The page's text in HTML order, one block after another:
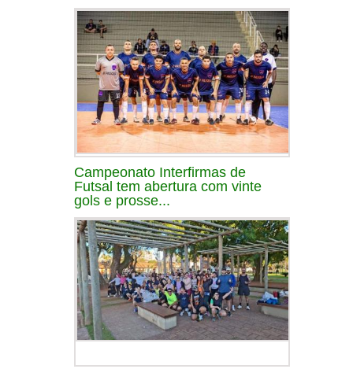
Campeonato Interfirmas de
Futsal tem abertura com vinte
gols e prosse...